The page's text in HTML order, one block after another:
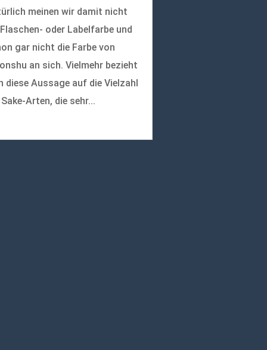
meinen wir damit nicht
oder Labelfarbe und
gar nicht die Farbe von
an sich. Vielmehr bezieht
diese Aussage auf die Vielzahl
Arten, die sehr...